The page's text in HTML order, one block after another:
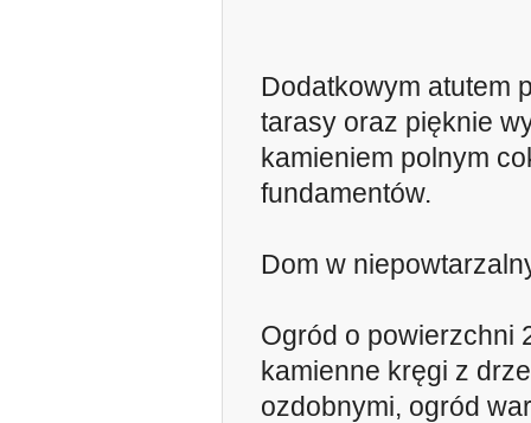
Dodatkowym atutem
tarasy oraz pięknie
kamieniem polnym
fundamentów.
Dom w
Ogród o powierzchni
kamienne kręgi z
ozdobnymi, ogród